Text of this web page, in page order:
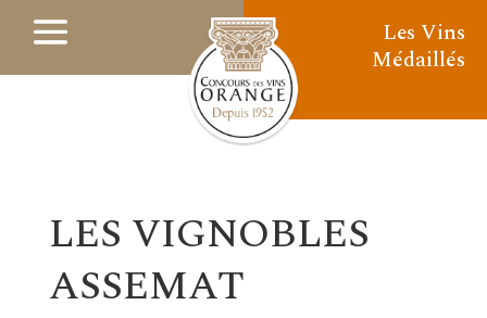
Les Vins
Médaillés
LES VIGNOBLES
ASSEMAT